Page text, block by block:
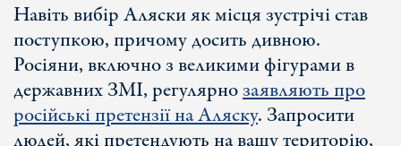
Навіть вибір Аляски як місця зустрічі став
поступкою, причому досить дивною.
Росіяни, включно з великими фігурами в
державних ЗМІ, регулярнозаявляють про
російські претензії на Аляску. Запросити